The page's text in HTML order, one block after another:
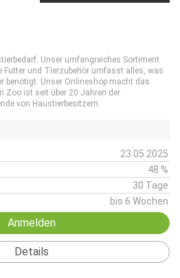
Unser umfangreiches Sortiment
Futter und Tierzubehör umfasst alles, was
benötigt. Unser Onlineshop macht das
Zoo ist seit über 20 Jahren der
von Haustierbesitzern.
23.05.2025
48 %
30 Tage
bis 6 Wochen
Anmelden
Details